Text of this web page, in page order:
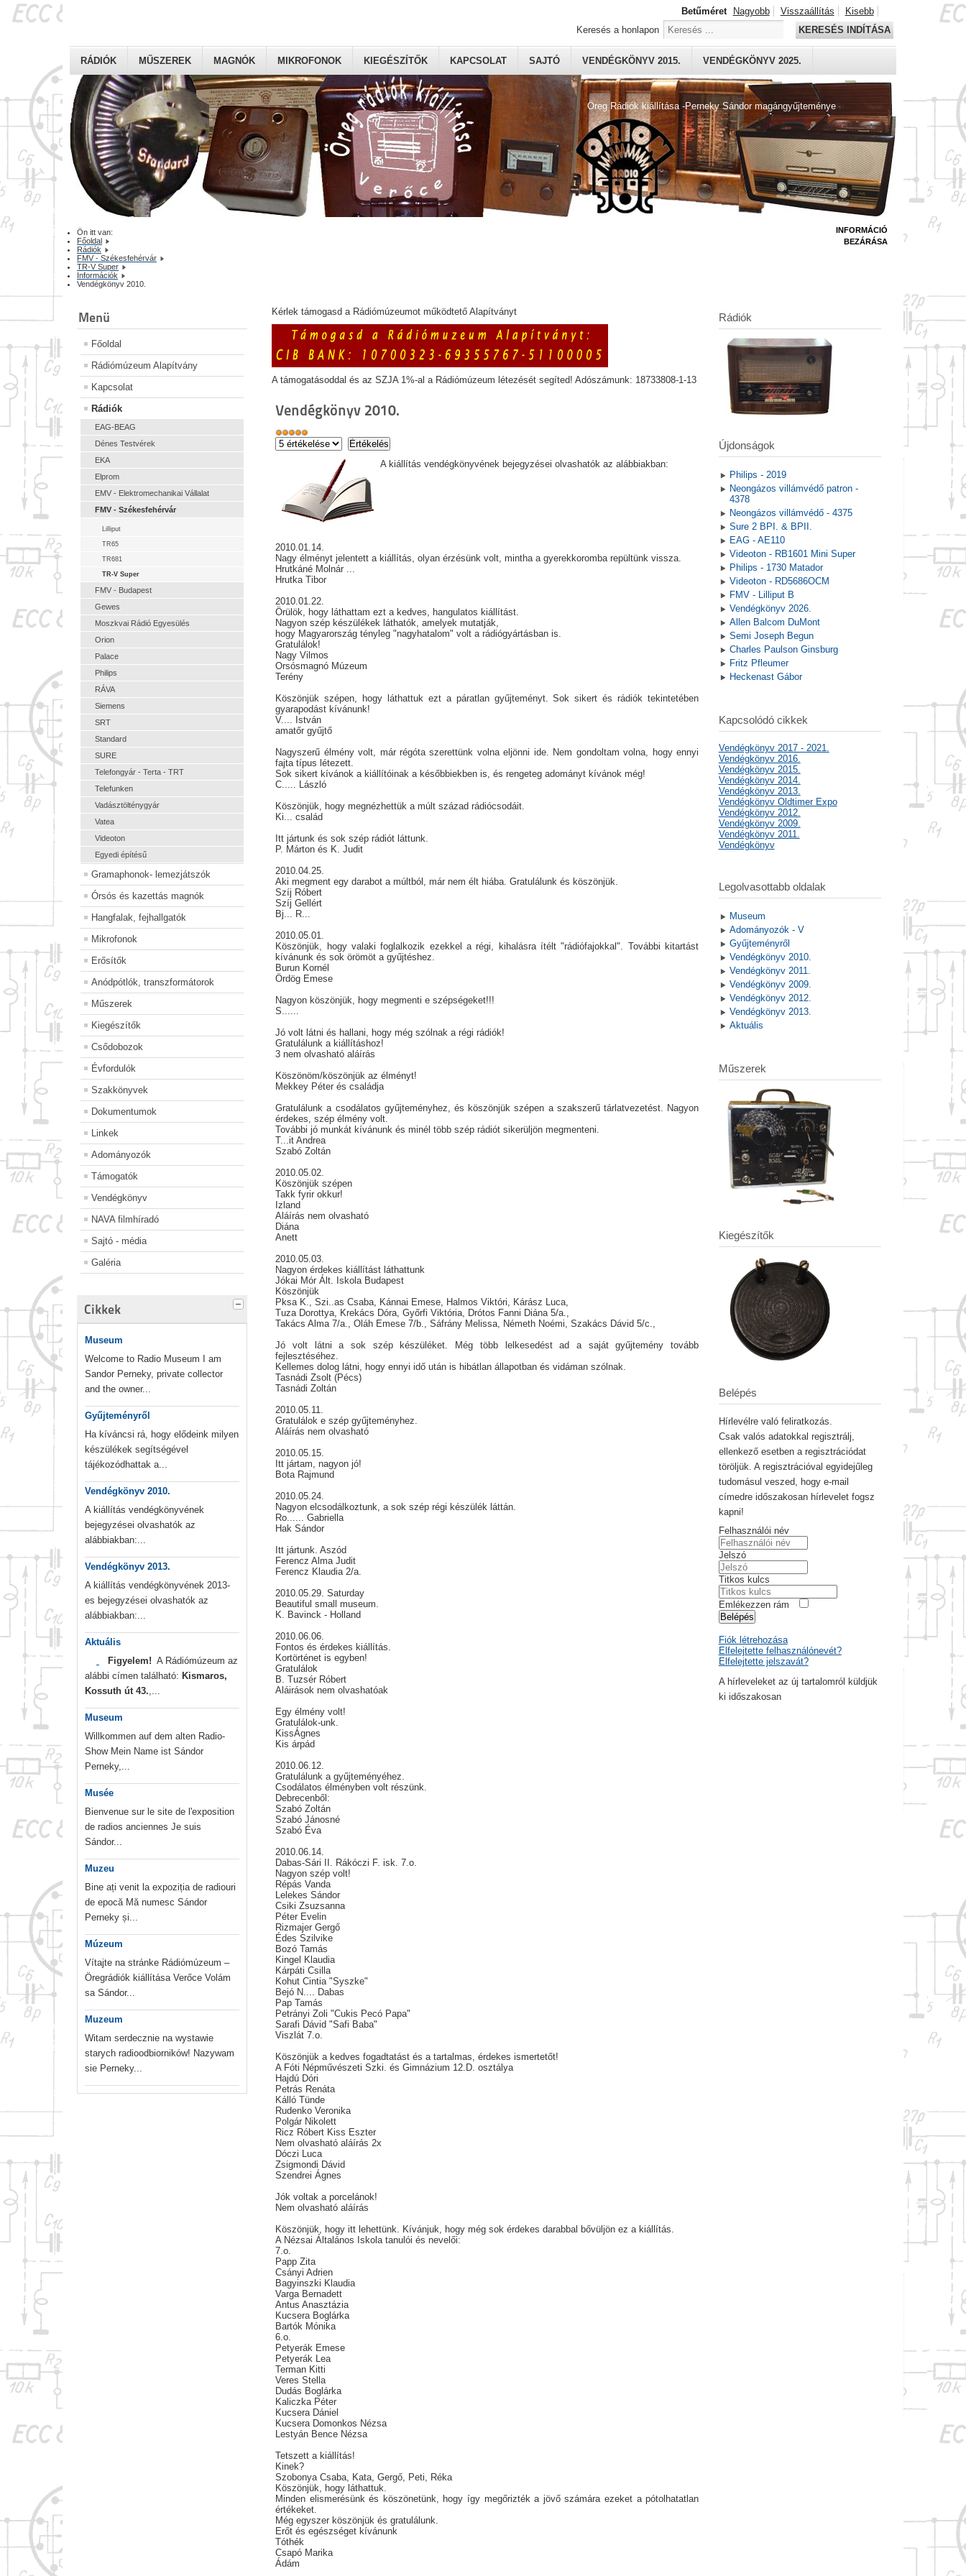
Öreg Rádiók kiállítása -Perneky Sándor magángyűjteménye
RÁDIÓK MŰSZEREK MAGNÓK MIKROFONOK KIEGÉSZÍTŐK KAPCSOLAT SAJTÓ VENDÉGKÖNYV 2015. VENDÉGKÖNYV 2025.
Betűméret Nagyobb Visszaállítás
Kisebb
Keresés a honlapon
KERESÉS INDÍTÁSA
Ön itt van:
Főoldal
Rádiók
FMV - Székesfehérvár
TR-V Super
Információk
Vendégkönyv 2010.
Menü
Főoldal
Rádiómúzeum Alapítvány
Kapcsolat
Rádiók
EAG-BEAG
Dénes Testvérek
EKA
Elprom
EMV - Elektromechanikai Vállalat
FMV - Székesfehérvár
Lilliput
TR65
TR681
TR-V Super
FMV - Budapest
Gewes
Moszkvai Rádió Egyesülés
Orion
Palace
Philips
RÁVA
Siemens
SRT
Standard
SURE
Telefongyár - Terta - TRT
Telefunken
Vadásztölténygyár
Vatea
Videoton
Egyedi építésű
Gramaphonok- lemezjátszók
Órsós és kazettás magnók
Hangfalak, fejhallgatók
Mikrofonok
Erősítők
Anódpótlók, transzformátorok
Műszerek
Kiegészítők
Csődobozok
Évfordulók
Szakkönyvek
Dokumentumok
Linkek
Adományozók
Támogatók
Vendégkönyv
NAVA filmhíradó
Sajtó - média
Galéria
Cikkek
Museum
Welcome to Radio Museum I am
Sandor Perneky, private collector
and the owner...
Gyűjteményről
Ha kíváncsi rá, hogy elődeink milyen
készülékek segítségével
tájékozódhattak a...
Vendégkönyv 2010.
A kiállítás vendégkönyvének
bejegyzései olvashatók az
alábbiakban:...
Vendégkönyv 2013.
A kiállítás vendégkönyvének 2013-
es bejegyzései olvashatók az
alábbiakban:...
Aktuális
Figyelem! A Rádiómúzeum az
alábbi címen található: Kismaros,
Kossuth út 43.,...
Museum
Willkommen auf dem alten Radio-
Show Mein Name ist Sándor
Perneky,...
Musée
Bienvenue sur le site de l'exposition
de radios anciennes Je suis
Sándor...
Muzeu
Bine ați venit la expoziția de radiouri
de epocă Mă numesc Sándor
Perneky și...
Múzeum
Vítajte na stránke Rádiómúzeum –
Öregrádiók kiállítása Verőce Volám
sa Sándor...
Muzeum
Witam serdecznie na wystawie
starych radioodbiorników! Nazywam
sie Perneky...
Kérlek támogasd a Rádiómúzeumot működtető Alapítványt
A támogatásoddal és az SZJA 1%-al a Rádiómúzeum létezését segíted! Adószámunk: 18733808-1-13
Vendégkönyv 2010.
A kiállítás vendégkönyvének bejegyzései olvashatók az alábbiakban:
2010.01.14.
Nagy élményt jelentett a kiállítás, olyan érzésünk volt, mintha a gyerekkoromba repültünk vissza.
Hrutkáné Molnár ...
Hrutka Tibor
2010.01.22.
Örülök, hogy láthattam ezt a kedves, hangulatos kiállítást.
Nagyon szép készülékek láthatók, amelyek mutatják,
hogy Magyarország tényleg "nagyhatalom" volt a rádiógyártásban is.
Gratulálok!
Nagy Vilmos
Orsósmagnó Múzeum
Terény
Köszönjük szépen, hogy láthattuk ezt a páratlan gyűjteményt. Sok sikert és rádiók tekintetében
gyarapodást kívánunk!
V.... István
amatőr gyűjtő
Nagyszerű élmény volt, már régóta szerettünk volna eljönni ide. Nem gondoltam volna, hogy ennyi
fajta típus létezett.
Sok sikert kívánok a kiállítóinak a későbbiekben is, és rengeteg adományt kívánok még!
C..... László
Köszönjük, hogy megnézhettük a múlt század rádiócsodáit.
Ki... család
Itt jártunk és sok szép rádiót láttunk.
P. Márton és K. Judit
2010.04.25.
Aki megment egy darabot a múltból, már nem élt hiába. Gratulálunk és köszönjük.
Szíj Róbert
Szíj Gellért
Bj... R...
2010.05.01.
Köszönjük, hogy valaki foglalkozik ezekkel a régi, kihalásra ítélt "rádiófajokkal". További kitartást
kívánunk és sok örömöt a gyűjtéshez.
Burun Kornél
Ördög Emese
Nagyon köszönjük, hogy megmenti e szépségeket!!!
S......
Jó volt látni és hallani, hogy még szólnak a régi rádiók!
Gratulálunk a kiállításhoz!
3 nem olvasható aláírás
Köszönöm/köszönjük az élményt!
Mekkey Péter és családja
Gratulálunk a csodálatos gyűjteményhez, és köszönjük szépen a szakszerű tárlatvezetést. Nagyon
érdekes, szép élmény volt.
További jó munkát kívánunk és minél több szép rádiót sikerüljön megmenteni.
T...it Andrea
Szabó Zoltán
2010.05.02.
Köszönjük szépen
Takk fyrir okkur!
Izland
Aláírás nem olvasható
Diána
Anett
2010.05.03.
Nagyon érdekes kiállítást láthattunk
Jókai Mór Ált. Iskola Budapest
Köszönjük
Pksa K., Szi..as Csaba, Kánnai Emese, Halmos Viktóri, Kárász Luca,
Tuza Dorottya, Krekács Dóra, Győrfi Viktória, Drótos Fanni Diána 5/a.,
Takács Alma 7/a., Oláh Emese 7/b., Sáfrány Melissa, Németh Noémi, Szakács Dávid 5/c.,
Jó volt látni a sok szép készüléket. Még több lelkesedést ad a saját gyűjtemény tovább
fejlesztéséhez.
Kellemes dolog látni, hogy ennyi idő után is hibátlan állapotban és vidáman szólnak.
Tasnádi Zsolt (Pécs)
Tasnádi Zoltán
2010.05.11.
Gratulálok e szép gyűjteményhez.
Aláírás nem olvasható
2010.05.15.
Itt jártam, nagyon jó!
Bota Rajmund
2010.05.24.
Nagyon elcsodálkoztunk, a sok szép régi készülék láttán.
Ro...... Gabriella
Hak Sándor
Itt jártunk. Aszód
Ferencz Alma Judit
Ferencz Klaudia 2/a.
2010.05.29. Saturday
Beautiful small museum.
K. Bavinck - Holland
2010.06.06.
Fontos és érdekes kiállítás.
Kortörténet is egyben!
Gratulálok
B. Tuzsér Róbert
Aláirások nem olvashatóak
Egy élmény volt!
Gratulálok-unk.
KissÁgnes
Kis árpád
2010.06.12.
Gratulálunk a gyűjteményéhez.
Csodálatos élményben volt részünk.
Debrecenből:
Szabó Zoltán
Szabó Jánosné
Szabó Éva
2010.06.14.
Dabas-Sári II. Rákóczi F. isk. 7.o.
Nagyon szép volt!
Répás Vanda
Lelekes Sándor
Csiki Zsuzsanna
Péter Evelin
Rizmajer Gergő
Édes Szilvike
Bozó Tamás
Kingel Klaudia
Kárpáti Csilla
Kohut Cintia "Syszke"
Bejó N.... Dabas
Pap Tamás
Petrányi Zoli "Cukis Pecó Papa"
Sarafi Dávid "Safi Baba"
Viszlát 7.o.
Köszönjük a kedves fogadtatást és a tartalmas, érdekes ismertetőt!
A Fóti Népművészeti Szki. és Gimnázium 12.D. osztálya
Hajdú Dóri
Petrás Renáta
Kálló Tünde
Rudenko Veronika
Polgár Nikolett
Ricz Róbert Kiss Eszter
Nem olvasható aláírás 2x
Dóczi Luca
Zsigmondi Dávid
Szendrei Ágnes
Jók voltak a porcelánok!
Nem olvasható aláírás
Köszönjük, hogy itt lehettünk. Kívánjuk, hogy még sok érdekes darabbal bővüljön ez a kiállítás.
A Nézsai Általános Iskola tanulói és nevelői:
7.o.
Papp Zita
Csányi Adrien
Bagyinszki Klaudia
Varga Bernadett
Antus Anasztázia
Kucsera Boglárka
Bartók Mónika
6.o.
Petyerák Emese
Petyerák Lea
Terman Kitti
Veres Stella
Dudás Boglárka
Kaliczka Péter
Kucsera Dániel
Kucsera Domonkos Nézsa
Lestyán Bence Nézsa
Tetszett a kiállítás!
Kinek?
Szobonya Csaba, Kata, Gergő, Peti, Réka
Köszönjük, hogy láthattuk.
Minden elismerésünk és köszönetünk, hogy így megőrizték a jövő számára ezeket a pótolhatatlan
értékeket.
Még egyszer köszönjük és gratulálunk.
Erőt és egészséget kívánunk
Tóthék
Csapó Marika
Ádám
INFORMÁCIÓ
BEZÁRÁSA
Rádiók
Újdonságok
Philips - 2019
Neongázos villámvédő patron -
4378
Neongázos villámvédő - 4375
Sure 2 BPI. & BPII.
EAG - AE110
Videoton - RB1601 Mini Super
Philips - 1730 Matador
Videoton - RD5686OCM
FMV - Lilliput B
Vendégkönyv 2026.
Allen Balcom DuMont
Semi Joseph Begun
Charles Paulson Ginsburg
Fritz Pfleumer
Heckenast Gábor
Kapcsolódó cikkek
Vendégkönyv 2017 - 2021.
Vendégkönyv 2016.
Vendégkönyv 2015.
Vendégkönyv 2014.
Vendégkönyv 2013.
Vendégkönyv Oldtimer Expo
Vendégkönyv 2012.
Vendégkönyv 2009.
Vendégkönyv 2011.
Vendégkönyv
Legolvasottabb oldalak
Museum
Adományozók - V
Gyűjteményről
Vendégkönyv 2010.
Vendégkönyv 2011.
Vendégkönyv 2009.
Vendégkönyv 2012.
Vendégkönyv 2013.
Aktuális
Műszerek
Kiegészítők
Belépés
Hírlevélre való feliratkozás.
Csak valós adatokkal regisztrálj,
ellenkező esetben a regisztrációdat
töröljük. A regisztrációval egyidejűleg
tudomásul veszed, hogy e-mail
címedre időszakosan hírlevelet fogsz
kapni!
Felhasználói név
Jelszó
Titkos kulcs
Emlékezzen rám
Belépés
Fiók létrehozása
Elfelejtette felhasználónevét?
Elfelejtette jelszavát?
A hírleveleket az új tartalomról küldjük
ki időszakosan